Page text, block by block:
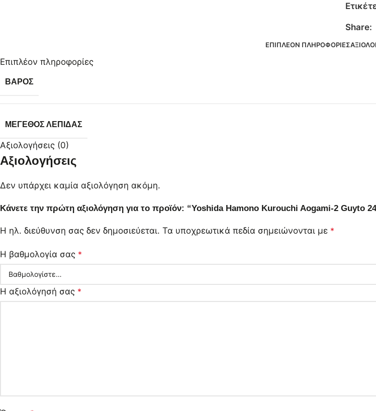
Share:
ΕΠΙΠΛΈΟΝ ΠΛΗΡΟΦΟΡΊΕΣ
Επιπλέον πληροφορίες
ΒΆΡΟΣ
ΜΈΓΕΘΟΣ ΛΕΠΊΔΑΣ
Αξιολογήσεις (0)
Αξιολογήσεις
Δεν υπάρχει καμία αξιολόγηση ακόμη.
Κάνετε την πρώτη αξιολόγηση για το προϊόν: “Yoshida Hamono Kurouchi Aogami-2 Guyto
Η ηλ. διεύθυνση σας δεν δημοσιεύεται. Τα υποχρεωτικά πεδία σημειώνονται με *
Η βαθμολογία σας *
Η αξιολόγησή σας *